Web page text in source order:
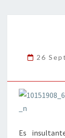
26
Es